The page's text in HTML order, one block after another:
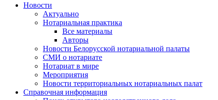
Новости
Актуально
Нотариальная практика
Все материалы
Авторы
Новости Белорусской нотариальной палаты
СМИ о нотариате
Нотариат в мире
Мероприятия
Новости территориальных нотариальных палат
Справочная информация